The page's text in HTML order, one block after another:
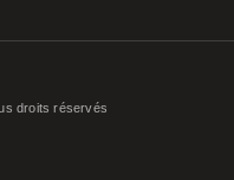
droits réservés